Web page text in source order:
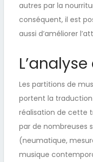
autres par la
conséquent, il est
aussi d’améliorer
Les partitions de
portent la traduction
réalisation de cette
par de nombreuses
(neumatique,
musique